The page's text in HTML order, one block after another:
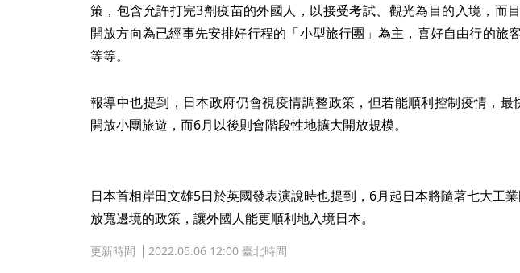
策，包含允許打完3劑疫苗的外國人，以接受考試、觀光為目的入境，而
開放方向為已經事先安排好行程的「小型旅行團」為主，喜好自由行的旅
等等。
報導中也提到，日本政府仍會視疫情調整政策，但若能順利控制疫情，最
開放小團旅遊，而6月以後則會階段性地擴大開放規模。
日本首相岸田文雄5日於英國發表演說時也提到，6月起日本將隨著七大工業
放寬邊境的政策，讓外國人能更順利地入境日本。
更新時間 2022.05.06 12:00 臺北時間